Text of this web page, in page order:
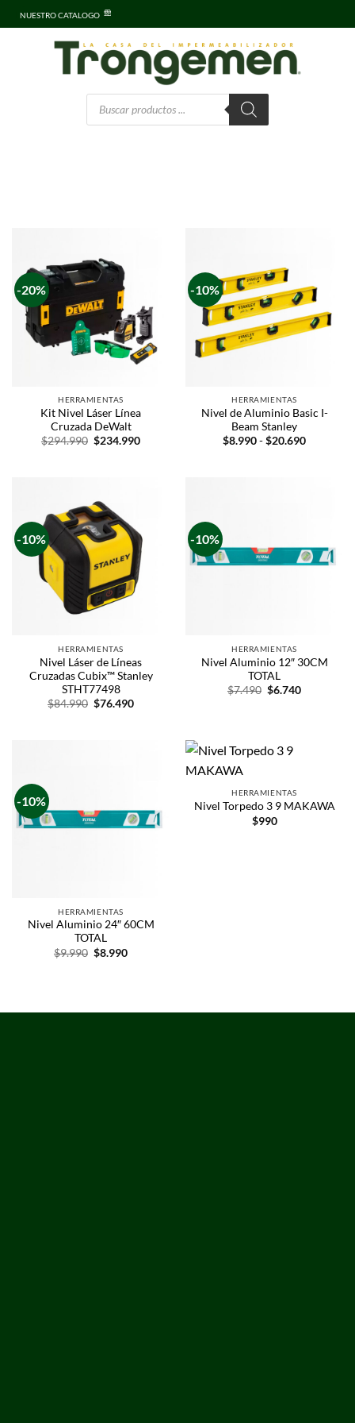
NUESTRO CATALOGO
-20%
HERRAMIENTAS
Kit Nivel Láser Línea
Cruzada DeWalt
$294.990 $234.990
-10%
HERRAMIENTAS
Nivel de Aluminio Basic I-
Beam Stanley
$8.990-$20.690
-10%
HERRAMIENTAS
Nivel Láser de Líneas
Cruzadas Cubix™ Stanley
STHT77498
$84.990 $76.490
-10%
HERRAMIENTAS
Nivel Aluminio 12″ 30CM
TOTAL
$7.490 $6.740
-10%
HERRAMIENTAS
Nivel Aluminio 24″ 60CM
TOTAL
$9.990 $8.990
HERRAMIENTAS
Nivel Torpedo 3 9 MAKAWA
$990